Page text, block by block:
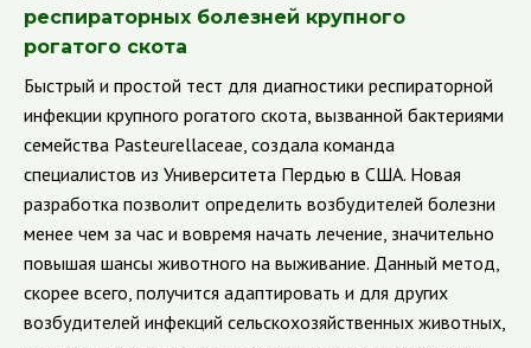
респираторных болезней крупного
рогатого скота
Быстрый и простой тест для диагностики респираторной
инфекции крупного рогатого скота, вызванной бактериями
семейства Pasteurellaceae, создала команда
специалистов из Университета Пердью в США. Новая
разработка позволит определить возбудителей болезни
менее чем за час и вовремя начать лечение, значительно
повышая шансы животного на выживание. Данный метод,
скорее всего, получится адаптировать и для других
возбудителей инфекций сельскохозяйственных животных,